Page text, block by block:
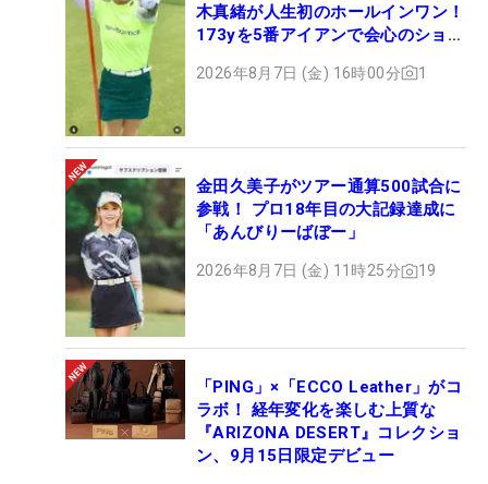
木真緒が人生初のホールインワン！
173yを5番アイアンで会心のショッ
2026年8月7日 (金) 16時00分 1
金田久美子がツアー通算500試合に
参戦！ プロ18年目の大記録達成に
「あんびりーばぼー」
2026年8月7日 (金) 11時25分 19
「PING」×「ECCO Leather」がコ
ラボ！ 経年変化を楽しむ上質な
『ARIZONA DESERT』コレクショ
ン、9月15日限定デビュー